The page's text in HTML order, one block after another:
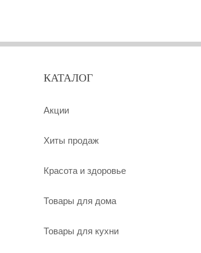
КАТАЛОГ
Акции
Хиты продаж
Красота и здоровье
Товары для дома
Товары для кухни